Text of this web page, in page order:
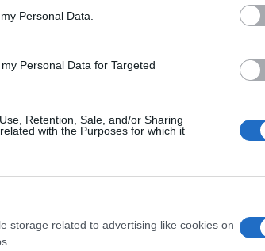
Personal Data.
Personal Data for Targeted
Retention, Sale, and/or Sharing
with the Purposes for which it
storage related to advertising like cookies on
DeFi e emaranhados
o aumento da demanda.